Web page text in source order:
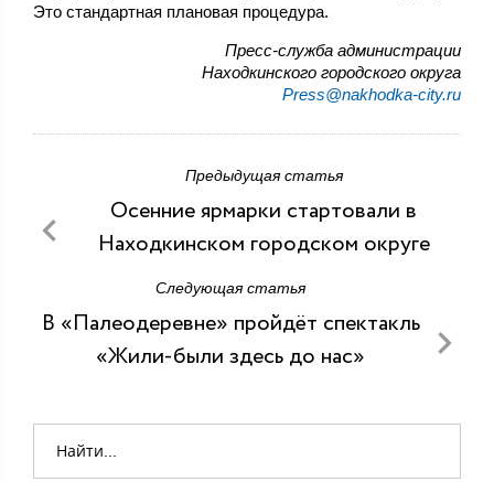
Это стандартная плановая процедура.
Пресс-служба администрации
Находкинского городского округа
Press@nakhodka-city.ru
Предыдущая статья
Осенние ярмарки стартовали в
Находкинском городском округе
Следующая статья
В «Палеодеревне» пройдёт спектакль
«Жили-были здесь до нас»